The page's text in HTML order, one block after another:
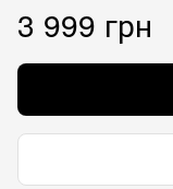
3 999 грн